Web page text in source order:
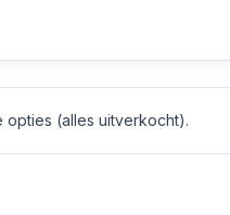
opties (alles uitverkocht).